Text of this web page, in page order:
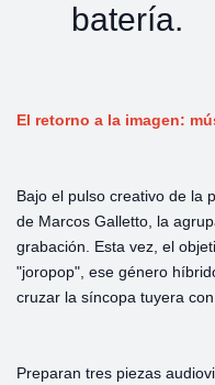
batería.
El retorno a la imagen:
Bajo el pulso creativo de la
de Marcos Galletto, la
grabación. Esta vez, el
"joropop", ese género
cruzar la síncopa tuyera
Preparan tres piezas